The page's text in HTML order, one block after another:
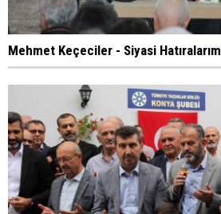
Mehmet Keçeciler - Siyasi Hatıralarım